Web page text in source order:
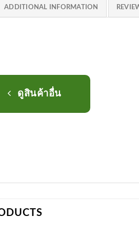
ADDITIONAL INFORMATION
ดูสินค้าอื่น